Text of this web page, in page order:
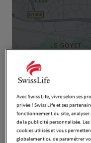
Avec Swiss Life, vivre selon ses
privée ! Swiss Life et ses
fonctionnement du site,
de la publicité personnalisée.
cookies utilisés et vous
globalement ou de paramétrer